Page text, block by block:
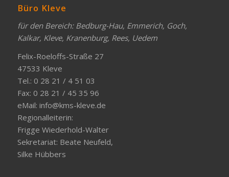
Büro Kleve
für den Bereich: Bedburg-Hau, Emmerich, Goch,
Kalkar, Kleve, Kranenburg, Rees, Uedem
Felix-Roeloffs-Straße 27
47533 Kleve
Tel.: 0 28 21 / 4 51 03
Fax: 0 28 21 / 45 35 96
eMail: info@kms-kleve.de
Regionalleiterin:
Frigge Wiederhold-Walter
Sekretariat: Beate Neufeld,
Silke Hübbers